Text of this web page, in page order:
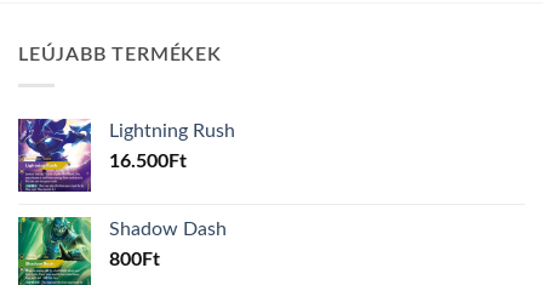
LEÚJABB TERMÉKEK
Lightning Rush
16.500Ft
Shadow Dash
800Ft